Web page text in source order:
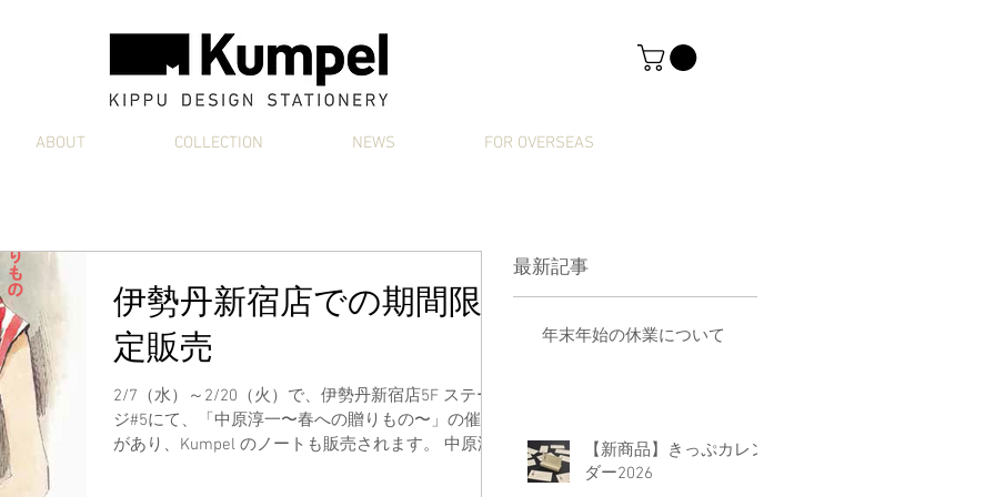
ABOUT COLLECTION NEWS FOR OVERSEAS
伊勢丹新宿店での期間限
定販売
2/7（水）～2/20（火）で、伊勢丹新宿店5F ステー
ジ#5にて、「中原淳一〜春への贈りもの〜」の催事
があり、Kumpel のノートも販売されます。 中原淳
最新記事
年末年始の休業について
【新商品】きっぷカレン
ダー2026